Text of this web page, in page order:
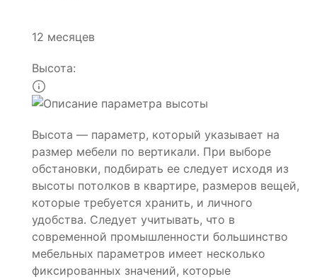
12 месяцев
Высота:
Высота — параметр, который указывает на
размер мебели по вертикали. При выборе
обстановки, подбирать ее следует исходя из
высоты потолков в квартире, размеров вещей,
которые требуется хранить, и личного
удобства. Следует учитывать, что в
современной промышленности большинство
мебельных параметров имеет несколько
фиксированных значений, которые